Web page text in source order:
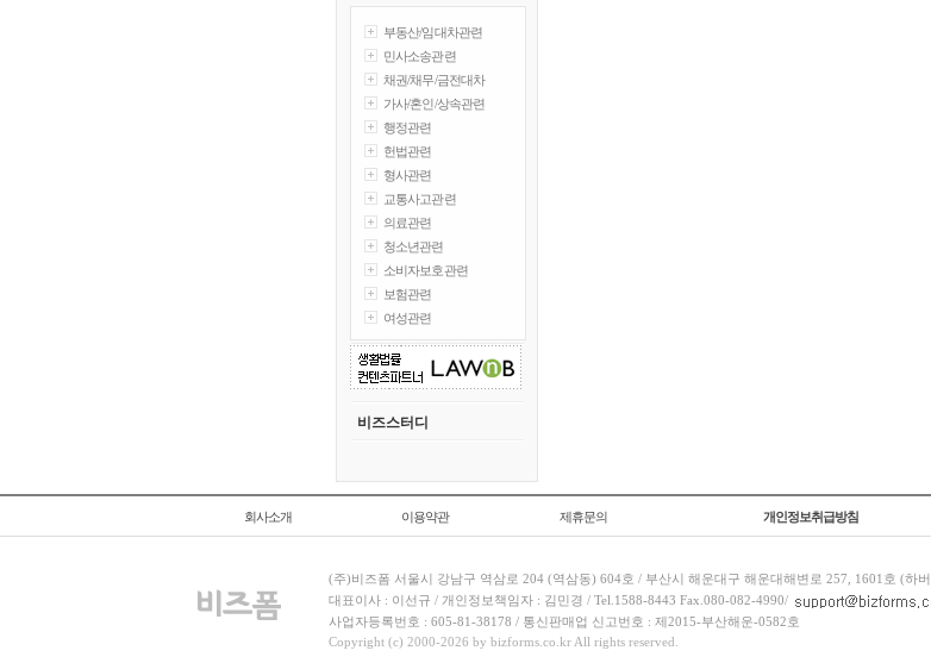
부동산/임대차관련
민사소송관련
채권/채무/금전대차
가사/혼인/상속관련
행정관련
헌법관련
형사관련
교통사고관련
의료관련
청소년관련
소비자보호관련
보험관련
여성관련
비즈스터디
회사소개 이용약관 제휴문의 개인정보취급방침
(주)비즈폼 서울시 강남구 역삼로 204 (역삼동) 604호 / 부산시 해운대구 해운대해변로 257, 1601호 (하
대표이사 : 이선규 / 개인정보책임자 : 김민경 / Tel.1588-8443 Fax.080-082-4990/
사업자등록번호 : 605-81-38178 / 통신판매업 신고번호 : 제2015-부산해운-0582호
Copyright (c) 2000-2026 by bizforms.co.kr All rights reserved.